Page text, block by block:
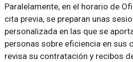
Paralelamente, en el horario de
cita previa, se preparan unas
personalizada en las que se
personas sobre eficiencia en sus
revisa su contratación y recibos